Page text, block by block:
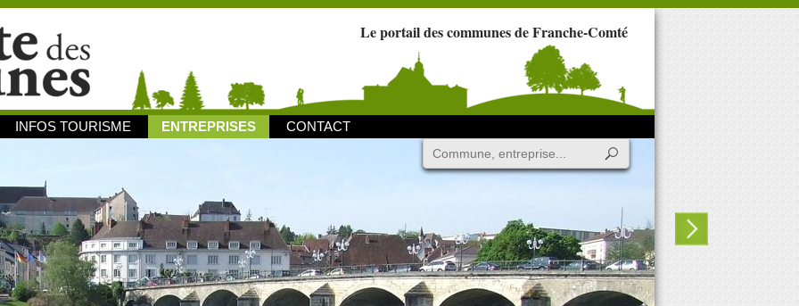
Le portail des communes de Franche-Comté
INFOS TOURISME ENTREPRISES CONTACT